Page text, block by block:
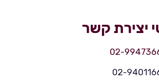
יצירת קשר
02-
02-